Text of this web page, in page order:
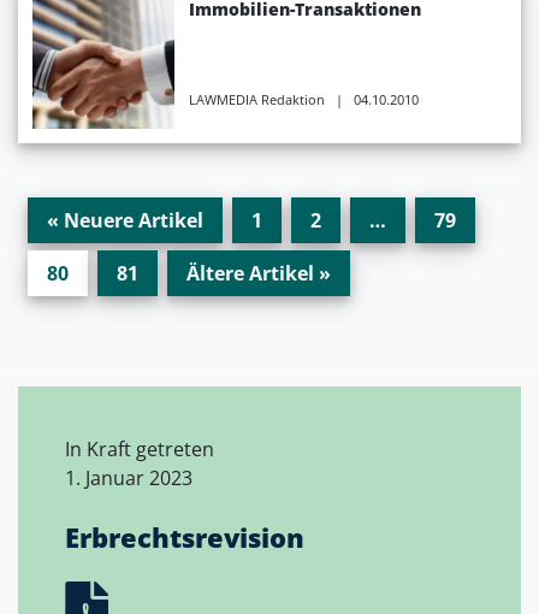
Immobilien-Transaktionen
LAWMEDIA Redaktion | 04.10.2010
« Neuere Artikel 1 2 …
79
80
81 Ältere Artikel »
In Kraft getreten
1. Januar 2023
Erbrechtsrevision